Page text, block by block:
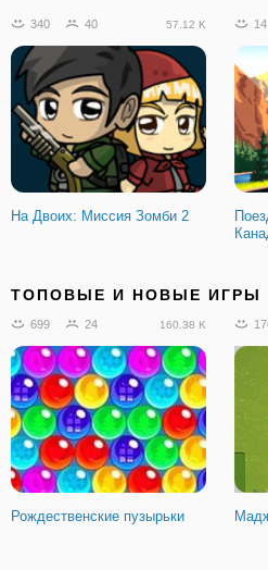
340 40 57.12 K
На Двоих: Миссия Зомби 2
14
Стивен Вселенная:
Неприятности В
ТОПОВЫЕ И НОВЫЕ ИГРЫ
699 24 160.38 K
Рождественские пузырьки